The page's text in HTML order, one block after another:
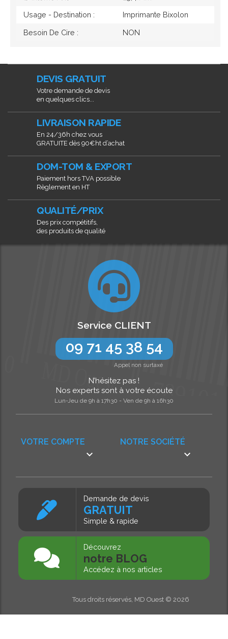
Usage - Destination : Imprimante Bixolon
Besoin De Cire : NON
DEVIS GRATUIT
Votre demande de devis
en quelques clics...
LIVRAISON RAPIDE
En 24/36h chez vous
GRATUITE dès 90€ht d’achat
DOM-TOM & EXPORT
Paiement hors TVA possible
Règlement en HT
QUALITÉ/PRIX
Des prix compétitifs,
des produits de qualité
NOTRE SOCIÉTÉ

VOTRE COMPTE

Service CLIENT
09 71 45 38 54
Appel non surtaxé
N’hésitez pas !
Nos experts sont à votre écoute
Lun-Jeu de 9h à 17h30 - Ven de 9h à 16h30
Demande de devis
GRATUIT
Simple & rapide
Découvrez
notre BLOG
Accédez à nos articles
Tous droits réservés, MD Ouest © 2026